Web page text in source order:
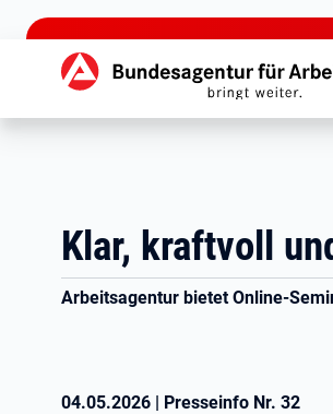
zu den Hauptinhalten springen
Hauptnavigation
Klar, kraftvoll
Arbeitsagentur bietet Online-
04.05.2026 | Presseinfo Nr. 32